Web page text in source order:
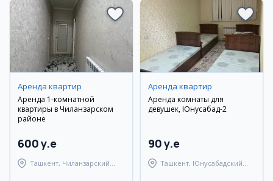
Аренда квартир
Аренда 1-комнатной
квартиры в Чиланзарском
районе
600 y.e
Ташкент, Чиланзарский
Аренда квартир
Аренда комнаты для
девушек, Юнусабад-2
90 y.e
Ташкент, Юнусабадский